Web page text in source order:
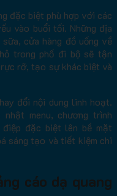
đặc biệt phù hợp với các
vào buổi tối. Những địa
cửa hàng đồ uống về
trong phố đi bộ sẽ tận
rỡ, tạo sự khác biệt và
đổi nội dung linh hoạt.
menu, chương trình
điệp đặc biệt lên bề mặt
sáng tạo và tiết kiệm chi
cáo dạ quang